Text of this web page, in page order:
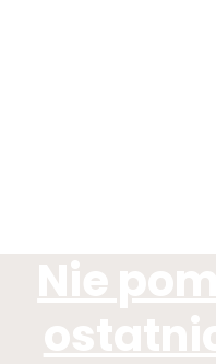
Nie